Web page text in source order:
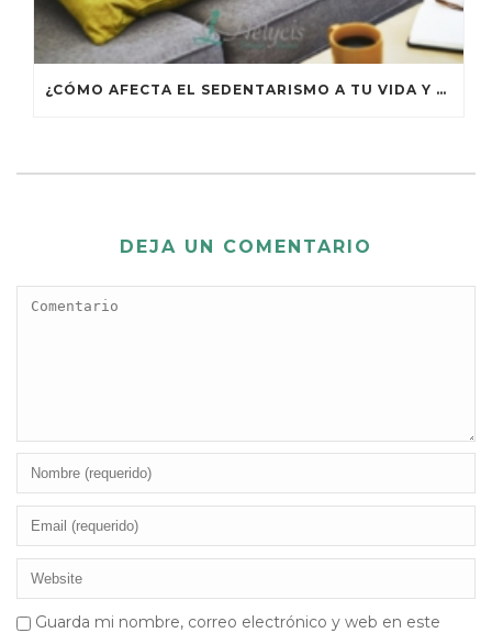
¿CÓMO AFECTA EL SEDENTARISMO A TU VIDA Y TU SALUD?
DEJA UN COMENTARIO
Guarda mi nombre, correo electrónico y web en este